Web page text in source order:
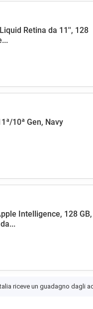
Retina da 11'', 128
10ª Gen, Navy
Intelligence, 128 GB,
riceve un guadagno dagli